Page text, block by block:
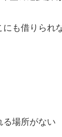
も借りられ
場所がない